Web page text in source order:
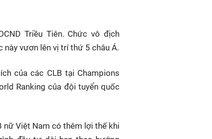
Triều Tiên. Chức vô địch
này vươn lên vị trí thứ 5 châu Á.
của các CLB tại Champions
Ranking của đội tuyển quốc
nữ Việt Nam có thêm lợi thế khi